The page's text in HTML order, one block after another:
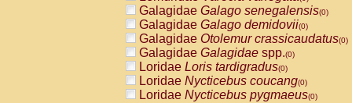
Galagidae Galago senegalensis(0)
Galagidae Galago demidovii(0)
Galagidae Otolemur crassicaudatus(0)
Galagidae Galagidae spp.(0)
Loridae Loris tardigradus(0)
Loridae Nycticebus coucang(0)
Loridae Nycticebus pygmaeus(0)